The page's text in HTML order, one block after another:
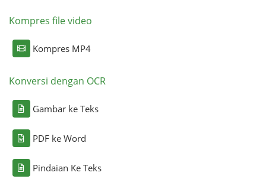
Kompres file video
Kompres MP4
Konversi dengan OCR
Gambar ke Teks
PDF ke Word
Pindaian Ke Teks